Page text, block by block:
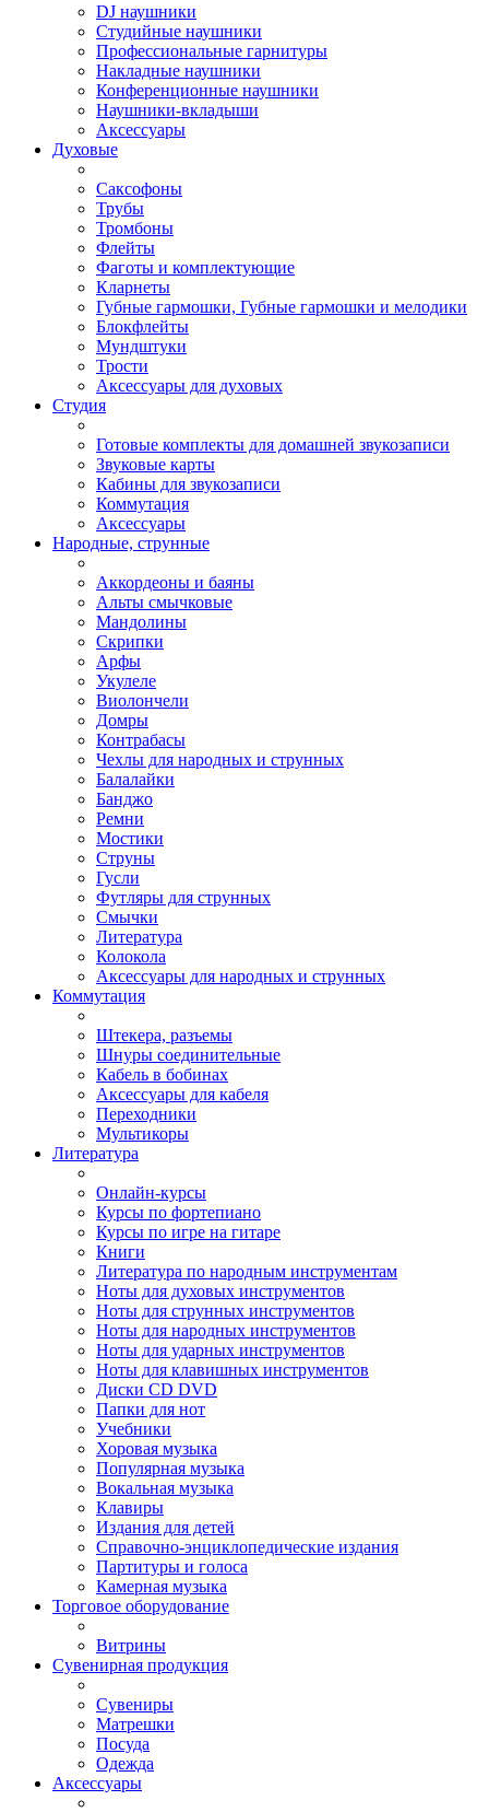
DJ наушники
Студийные наушники
Профессиональные гарнитуры
Накладные наушники
Конференционные наушники
Наушники-вкладыши
Аксессуары
Духовые
Саксофоны
Трубы
Тромбоны
Флейты
Фаготы и комплектующие
Кларнеты
Губные гармошки, Губные гармошки и мелодики
Блокфлейты
Мундштуки
Трости
Аксессуары для духовых
Студия
Готовые комплекты для домашней звукозаписи
Звуковые карты
Кабины для звукозаписи
Коммутация
Аксессуары
Народные, струнные
Аккордеоны и баяны
Альты смычковые
Мандолины
Скрипки
Арфы
Укулеле
Виолончели
Домры
Контрабасы
Чехлы для народных и струнных
Балалайки
Банджо
Ремни
Мостики
Струны
Гусли
Футляры для струнных
Смычки
Литература
Колокола
Аксессуары для народных и струнных
Коммутация
Штекера, разъемы
Шнуры соединительные
Кабель в бобинах
Аксессуары для кабеля
Переходники
Мультикоры
Литература
Онлайн-курсы
Курсы по фортепиано
Курсы по игре на гитаре
Книги
Литература по народным инструментам
Ноты для духовых инструментов
Ноты для струнных инструментов
Ноты для народных инструментов
Ноты для ударных инструментов
Ноты для клавишных инструментов
Диски CD DVD
Папки для нот
Учебники
Хоровая музыка
Популярная музыка
Вокальная музыка
Клавиры
Издания для детей
Справочно-энциклопедические издания
Партитуры и голоса
Камерная музыка
Торговое оборудование
Витрины
Сувенирная продукция
Сувениры
Матрешки
Посуда
Одежда
Аксессуары